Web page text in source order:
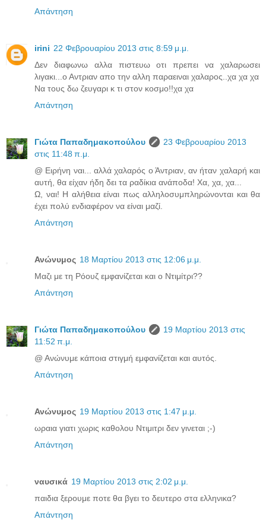
Απάντηση
irini 22 Φεβρουαρίου 2013 στις 8:59 μ.μ.
Δεν διαφωνω αλλα πιστευω οτι πρεπει να χαλαρωσει
λιγακι...ο Αντριαν απο την αλλη παραειναι χαλαρος..χα χα χα
Να τους δω ζευγαρι κ τι στον κοσμο!!χα χα
Απάντηση
Γιώτα Παπαδημακοπούλου
23 Φεβρουαρίου 2013
στις 11:48 π.μ.
@ Ειρήνη ναι... αλλά χαλαρός ο Άντριαν, αν ήταν χαλαρή και
αυτή, θα είχαν ήδη δει τα ραδίκια ανάποδα! Χα, χα, χα...
Ω, ναι! Η αλήθεια είναι πως αλληλοσυμπληρώνονται και θα
έχει πολύ ενδιαφέρον να είναι μαζί.
Απάντηση
Ανώνυμος 18 Μαρτίου 2013 στις 12:06 μ.μ.
Μαζι με τη Ρόουζ εμφανίζεται και ο Ντιμίτρι??
Απάντηση
Γιώτα Παπαδημακοπούλου
19 Μαρτίου 2013 στις
11:52 π.μ.
@ Ανώνυμε κάποια στιγμή εμφανίζεται και αυτός.
Απάντηση
Ανώνυμος 19 Μαρτίου 2013 στις 1:47 μ.μ.
ωραια γιατι χωρις καθολου Ντιμιτρι δεν γινεται ;-)
Απάντηση
ναυσικά 19 Μαρτίου 2013 στις 2:02 μ.μ.
παιδια ξερουμε ποτε θα βγει το δευτερο στα ελληνικα?
Απάντηση